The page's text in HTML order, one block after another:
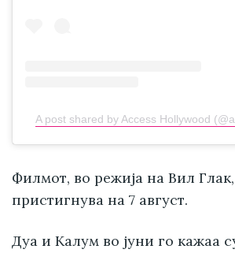
A post shared by Access Hollywood
Филмот, во режија на Вил
пристигнува на 7 август.
Дуа и Калум во јуни го кажаа